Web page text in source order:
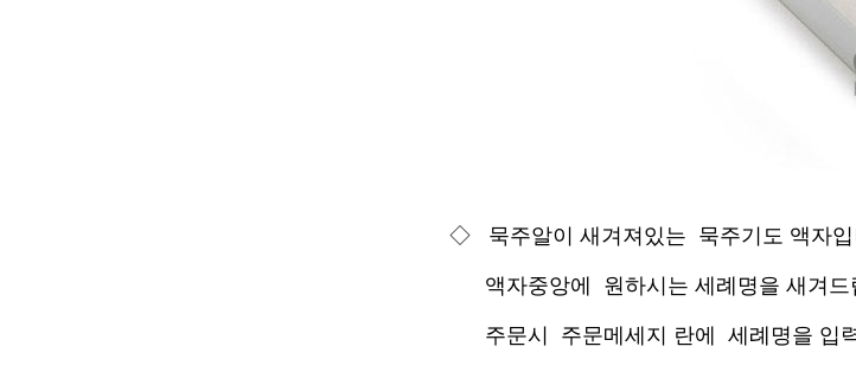
◇ 묵주알이 새겨져있는 묵주기도 액자입
액자중앙에 원하시는 세례명을 새겨드
주문시 주문메세지 란에 세례명을 입